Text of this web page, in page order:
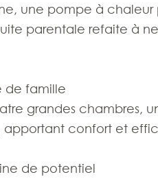
une pompe à
parentale refaite à
de famille
grandes chambres,
confort et
de potentiel